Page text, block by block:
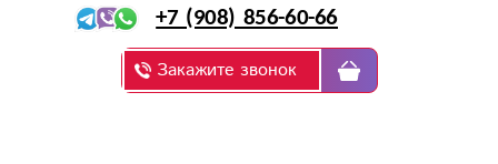
+7 (908) 856-60-66
Закажите звонок